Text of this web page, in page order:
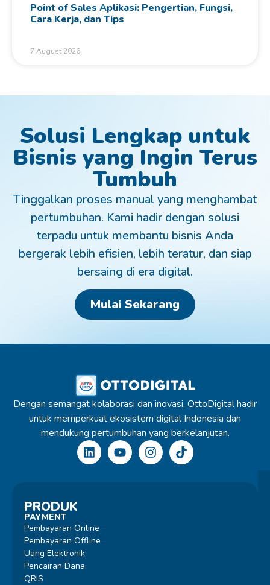
Point of Sales Aplikasi: Pengertian, Fungsi,
Cara Kerja, dan Tips
7 August 2026
Solusi Lengkap untuk
Bisnis yang Ingin Terus
Tumbuh
Tinggalkan proses manual yang menghambat
pertumbuhan. Kami hadir dengan solusi
terpadu untuk membantu bisnis Anda
bergerak lebih efisien, lebih teratur, dan siap
bersaing di era digital.
Mulai Sekarang
Dengan semangat kolaborasi dan inovasi, OttoDigital hadir
untuk memperkuat ekosistem digital Indonesia dan
mendukung pertumbuhan yang berkelanjutan.
PRODUK
PAYMENT
Pembayaran Online
Pembayaran Offline
Uang Elektronik
Pencairan Dana
QRIS